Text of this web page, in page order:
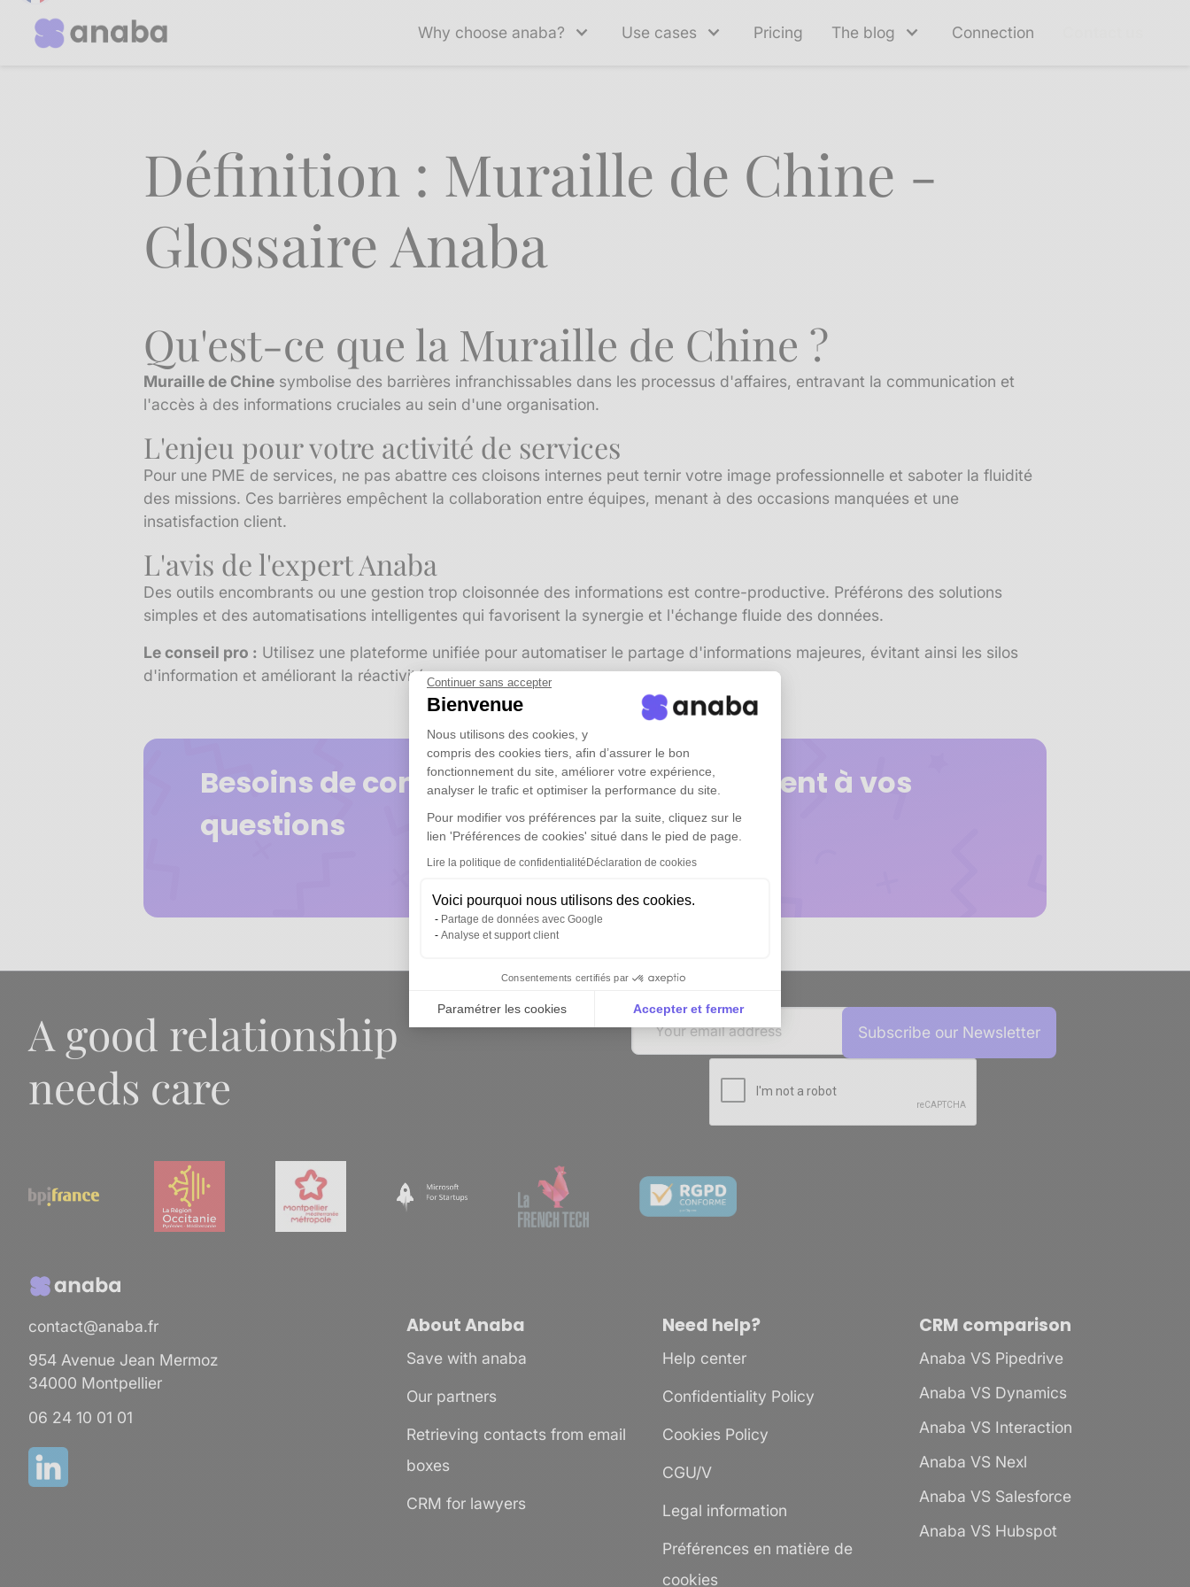
Continuer sans accepter
Bienvenue
Nous utilisons des cookies, y
compris des cookies tiers, afin d’assurer le bon
fonctionnement du site, améliorer votre expérience,
analyser le trafic et optimiser la performance du site.
Pour modifier vos préférences par la suite, cliquez sur le
lien 'Préférences de cookies' situé dans le pied de page.
Lire la politique de confidentialité Déclaration de cookies
Voici pourquoi nous utilisons des cookies.
Partage de données avec Google
Analyse et support client
Consentements certifiés par
Paramétrer les cookies Accepter et fermer
Plateforme de Gestion du Consentement : Personnalisez vos Options
Notre plateforme vous permet d'adapter et de gérer vos paramètres de confidentialité, en garantissant la
Why choose anaba? Use cases Pricing The blog Connection
Définition : Muraille de Chine -
Glossaire Anaba
Qu'est-ce que la Muraille de Chine ?
Muraille de Chine symbolise des barrières infranchissables dans les processus d'affaires, entravant la communication et
l'accès à des informations cruciales au sein d'une organisation.
L'enjeu pour votre activité de services
Pour une PME de services, ne pas abattre ces cloisons internes peut ternir votre image professionnelle et saboter la fluidité
des missions. Ces barrières empêchent la collaboration entre équipes, menant à des occasions manquées et une
insatisfaction client.
L'avis de l'expert Anaba
Des outils encombrants ou une gestion trop cloisonnée des informations est contre-productive. Préférons des solutions
simples et des automatisations intelligentes qui favorisent la synergie et l'échange fluide des données.
Le conseil pro : Utilisez une plateforme unifiée pour automatiser le partage d'informations majeures, évitant ainsi les silos
d'information et améliorant la réactivité.
Besoins de conseil ? Nos experts répondent à vos
questions
A good relationship
needs care
contact@anaba.fr
954 Avenue Jean Mermoz
34000 Montpellier
06 24 10 01 01
About Anaba
Save with anaba
Our partners
Retrieving contacts from email
boxes
CRM for lawyers
Need help?
Help center
Confidentiality Policy
Cookies Policy
CGU/V
Legal information
Préférences en matière de
cookies
CRM comparison
Anaba VS Pipedrive
Anaba VS Dynamics
Anaba VS Interaction
Anaba VS Nexl
Anaba VS Salesforce
Anaba VS Hubspot